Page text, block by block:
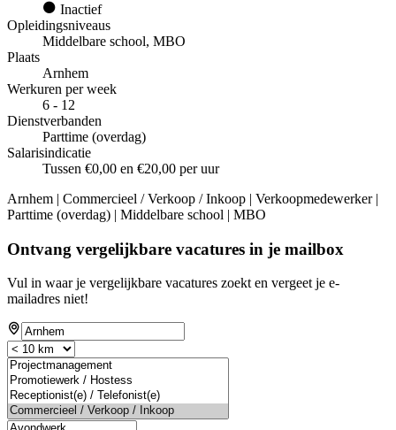
Inactief
Opleidingsniveaus
Middelbare school, MBO
Plaats
Arnhem
Werkuren per week
6 - 12
Dienstverbanden
Parttime (overdag)
Salarisindicatie
Tussen €0,00 en €20,00 per uur
Arnhem | Commercieel / Verkoop / Inkoop | Verkoopmedewerker |
Parttime (overdag) | Middelbare school | MBO
Ontvang vergelijkbare vacatures in je mailbox
Vul in waar je vergelijkbare vacatures zoekt en vergeet je e-
mailadres niet!